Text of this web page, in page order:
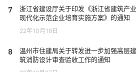
7
浙江省建设厅关于印发《浙江省建筑产业
现代化示范企业培育实施方案》的通知
22年10月16日
8
温州市住建局关于转发进一步加强高层建
筑消防设计审查验收工作的通知